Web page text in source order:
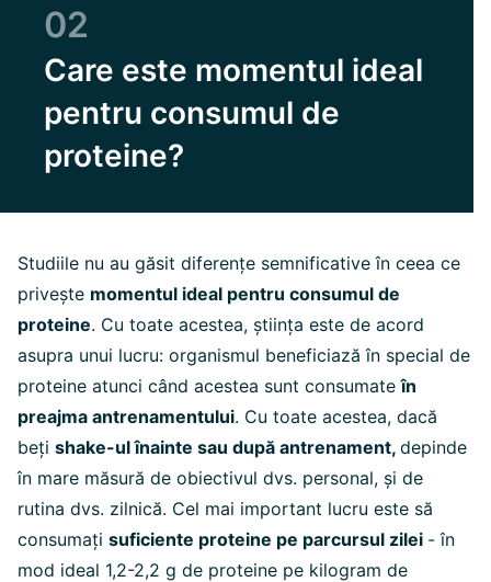
02
Care este momentul ideal
pentru consumul de
proteine?
Studiile nu au găsit diferențe semnificative în ceea ce
privește momentul ideal pentru consumul de
proteine. Cu toate acestea, știința este de acord
asupra unui lucru: organismul beneficiază în special de
proteine atunci când acestea sunt consumateîn
preajma antrenamentului. Cu toate acestea, dacă
beți shake-ul înainte sau după antrenament, depinde
în mare măsură de obiectivul dvs. personal, și de
rutina dvs. zilnică. Cel mai important lucru este să
consumați suficiente proteine pe parcursul zilei - în
mod ideal 1,2-2,2 g de proteine pe kilogram de